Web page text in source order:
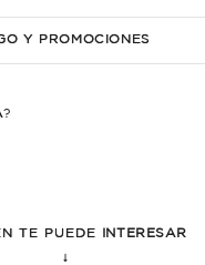
Y PROMOCIONES
?
TE PUEDE
INTERESAR
↓